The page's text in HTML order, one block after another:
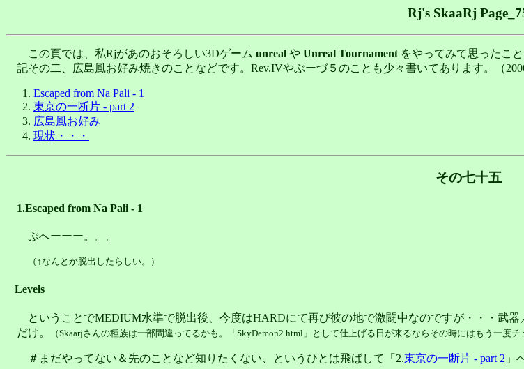
Rj's SkaaRj
この頁では、私Rjがあのおそろしい3Dゲーム unreal や Unreal Tournament をやってみて思ったこ
記その二、広島風お好み焼きのことなどです。Rev.IVやぶーづ５のことも少々書いてあります。（
Escaped from Na Pali - 1
東京の一断片 - part 2
広島風お好み
現状・・・
その七十五
1.Escaped from Na Pali - 1
ぷへーーー。。。
（↑なんとか脱出したらしい。）
Levels
ということでMEDIUM水準で脱出後、今度はHARDにて再び彼の地で激闘中なのですが・・・武
だけ。
（Skaarjさんの種族は一部間違ってるかも。「SkyDemon2.html」として仕上げる日が来るならその時にはもう一度チ
＃まだやってない＆先のことなど知りたくない、というひとは飛ばして「2.東京の一断片 - part 2 」